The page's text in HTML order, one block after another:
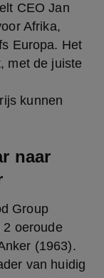
CEO Jan
Afrika,
Europa. Het
met de juiste
kunnen
naar
Group
oeroude
(1963).
van huidig